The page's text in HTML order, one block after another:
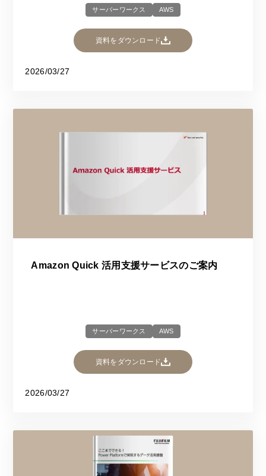
サーバーワークス AWS
資料をダウンロード
2026/03/27
Amazon Quick 活用支援サービスのご案内
サーバーワークス AWS
資料をダウンロード
2026/03/27